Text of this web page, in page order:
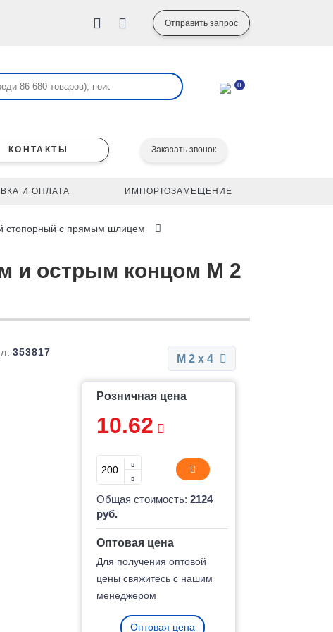
Отправить запрос
0
КОНТАКТЫ Заказать звонок
И ОПЛАТА ИМПОРТОЗАМЕЩЕНИЕ
стопорный с прямым шлицем
и острым концом M 2
353817
М 2 x 4
Розничная цена
10.62
Общая стоимость: 2124
руб.
Оптовая цена
Для получения оптовой
цены свяжитесь с нашим
менеджером
Оптовая цена